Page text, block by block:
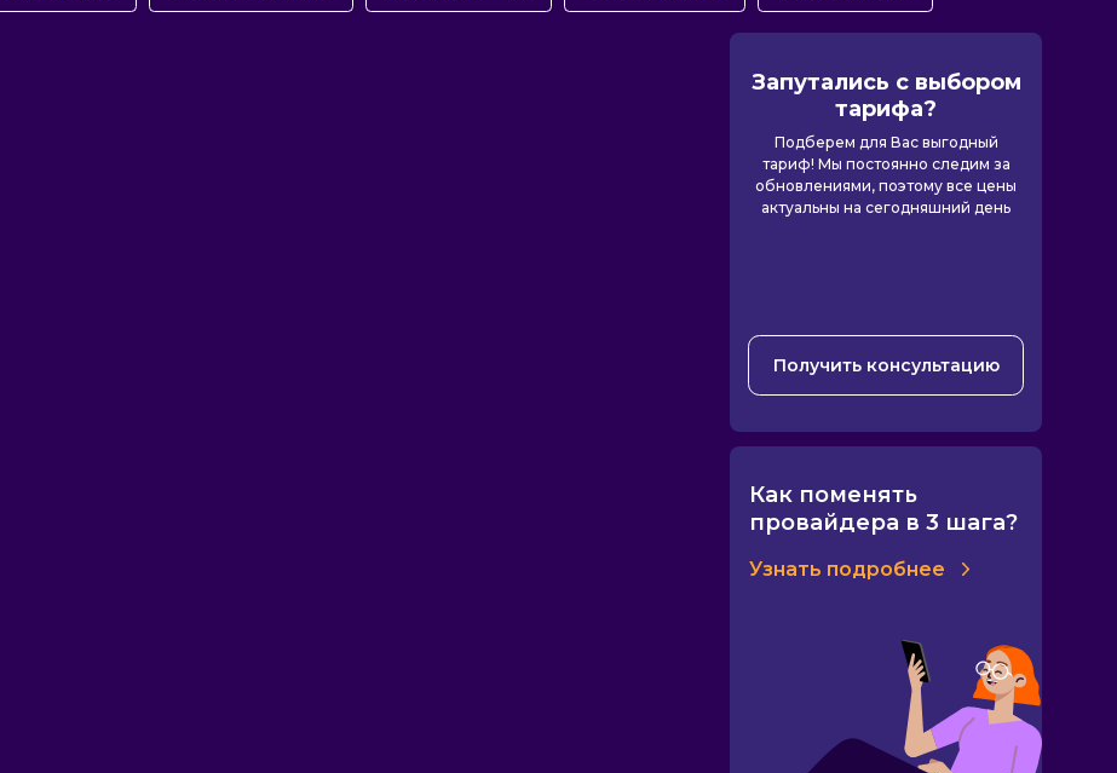
Запутались с выбором
тарифа?
Подберем для Вас выгодный
тариф! Мы постоянно следим за
обновлениями, поэтому все цены
актуальны на сегодняшний день
Получить консультацию
Как поменять
провайдера в 3 шага?
Узнать подробнее